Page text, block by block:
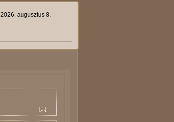
2026. augusztus 8.
[
]